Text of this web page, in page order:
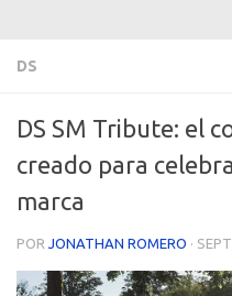
DS
DS SM Tribute: el
creado para
marca
POR JONATHAN ROMERO ·